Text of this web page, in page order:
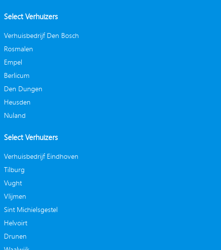
Select Verhuizers
Verhuisbedrijf Den Bosch
Rosmalen
Empel
Berlicum
Den Dungen
Heusden
Nuland
Select Verhuizers
Verhuisbedrijf Eindhoven
Tilburg
Vught
Vlijmen
Sint Michielsgestel
Helvoirt
Drunen